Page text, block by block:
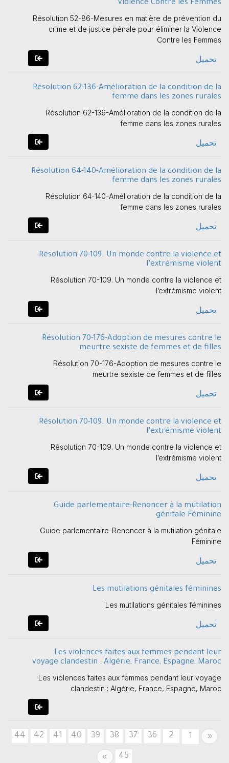
Violence Contre les Femmes
Résolution 52-86-Mesures en matière de prévention du
crime et de justice pénale pour éliminer la Violence
Contre les Femmes
تحميل
Résolution 62-136-Amélioration de la condition de la
femme dans les zones rurales
Résolution 62-136-Amélioration de la condition de la
femme dans les zones rurales
تحميل
Résolution 64-140-Amélioration de la condition de la
femme dans les zones rurales
Résolution 64-140-Amélioration de la condition de la
femme dans les zones rurales
تحميل
Résolution 70-109. Un monde contre la violence et
l’extrémisme violent
Résolution 70-109. Un monde contre la violence et
l’extrémisme violent
تحميل
Résolution 70-176-Adoption de mesures contre le
meurtre sexiste de femmes et de filles
Résolution 70-176-Adoption de mesures contre le
meurtre sexiste de femmes et de filles
تحميل
Résolution 70-109. Un monde contre la violence et
l’extrémisme violent
Résolution 70-109. Un monde contre la violence et
l’extrémisme violent
تحميل
Guide parlementaire-Renoncer à la mutilation
génitale Féminine
Guide parlementaire-Renoncer à la mutilation génitale
Féminine
تحميل
Les mutilations génitales féminines
Les mutilations génitales féminines
تحميل
Les violences faites aux femmes pendant leur
voyage clandestin : Algérie, France, Espagne, Maroc
Les violences faites aux femmes pendant leur voyage
clandestin : Algérie, France, Espagne, Maroc
«
Previous
1
2
36
37
38
39
40
41
42
44
45
»
Next